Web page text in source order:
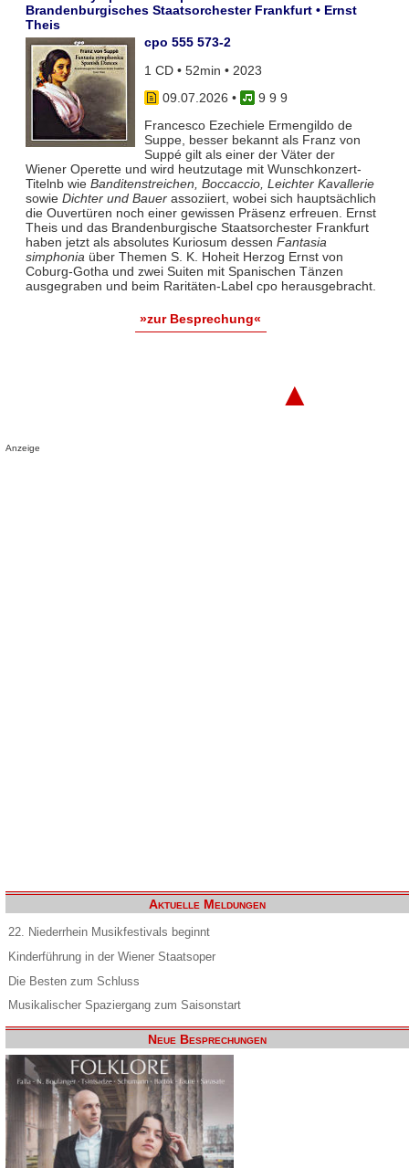
Brandenburgisches Staatsorchester Frankfurt • Ernst
Theis
cpo 555 573-2
1 CD • 52min • 2023
09.07.2026 •
9 9 9
Francesco Ezechiele Ermengildo de
Suppe, besser bekannt als Franz von
Suppé gilt als einer der Väter der
Wiener Operette und wird heutzutage mit Wunschkonzert-
Titelnb wie Banditenstreichen, Boccaccio, Leichter Kavallerie
sowie Dichter und Bauerassoziiert, wobei sich hauptsächlich
die Ouvertüren noch einer gewissen Präsenz erfreuen. Ernst
Theis und das Brandenburgische Staatsorchester Frankfurt
haben jetzt als absolutes Kuriosum dessen Fantasia
simphoniaüber Themen S. K. Hoheit Herzog Ernst von
Coburg-Gotha und zwei Suiten mit Spanischen Tänzen
ausgegraben und beim Raritäten-Label cpo herausgebracht.
»zur Besprechung«
▲
Anzeige
Aktuelle Meldungen
22. Niederrhein Musikfestivals beginnt
Kinderführung in der Wiener Staatsoper
Die Besten zum Schluss
Musikalischer Spaziergang zum Saisonstart
Neue Besprechungen